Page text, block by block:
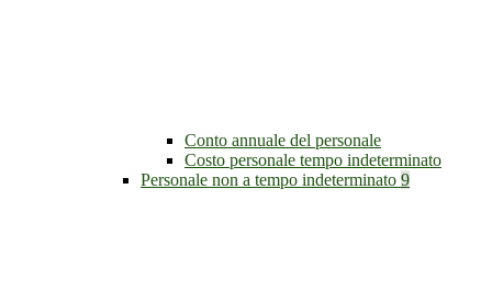
Conto annuale del personale
Costo personale tempo indeterminato
Personale non a tempo indeterminato 9